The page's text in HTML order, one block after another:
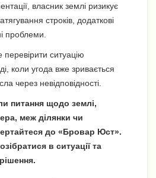
власник землі ризикує
строків, додаткові
проблеми.
ситуацію
коли угода вже зривається
через невідповідності.
питання щодо землі,
меж ділянки чи
до «Бровар Юст».
в ситуації та